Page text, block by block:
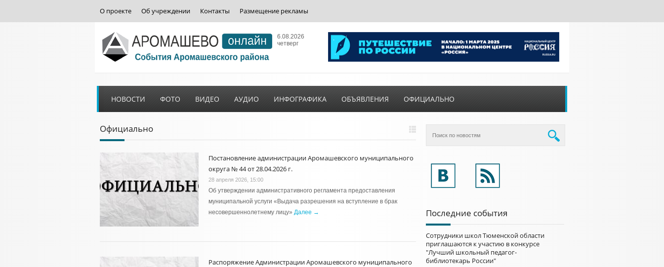
О проекте Об учреждении Контакты Размещение рекламы
6.08.2026
четверг
НОВОСТИ ФОТО ВИДЕО АУДИО ИНФОГРАФИКА ОБЪЯВЛЕНИЯ ОФИЦИАЛЬНО
Официально
Постановление администрации Аромашевского муниципального
округа № 44 от 28.04.2026 г.
28 апреля 2026, 15:00
Об утверждении административного регламента предоставления
муниципальной услуги «Выдача разрешения на вступление в брак
несовершеннолетнему лицу» Далее →
Распоряжение Администрации Аромашевского муниципального
Последние события
Сотрудники школ Тюменской области
приглашаются к участию в конкурсе
"Лучший школьный педагог-
библиотекарь России"